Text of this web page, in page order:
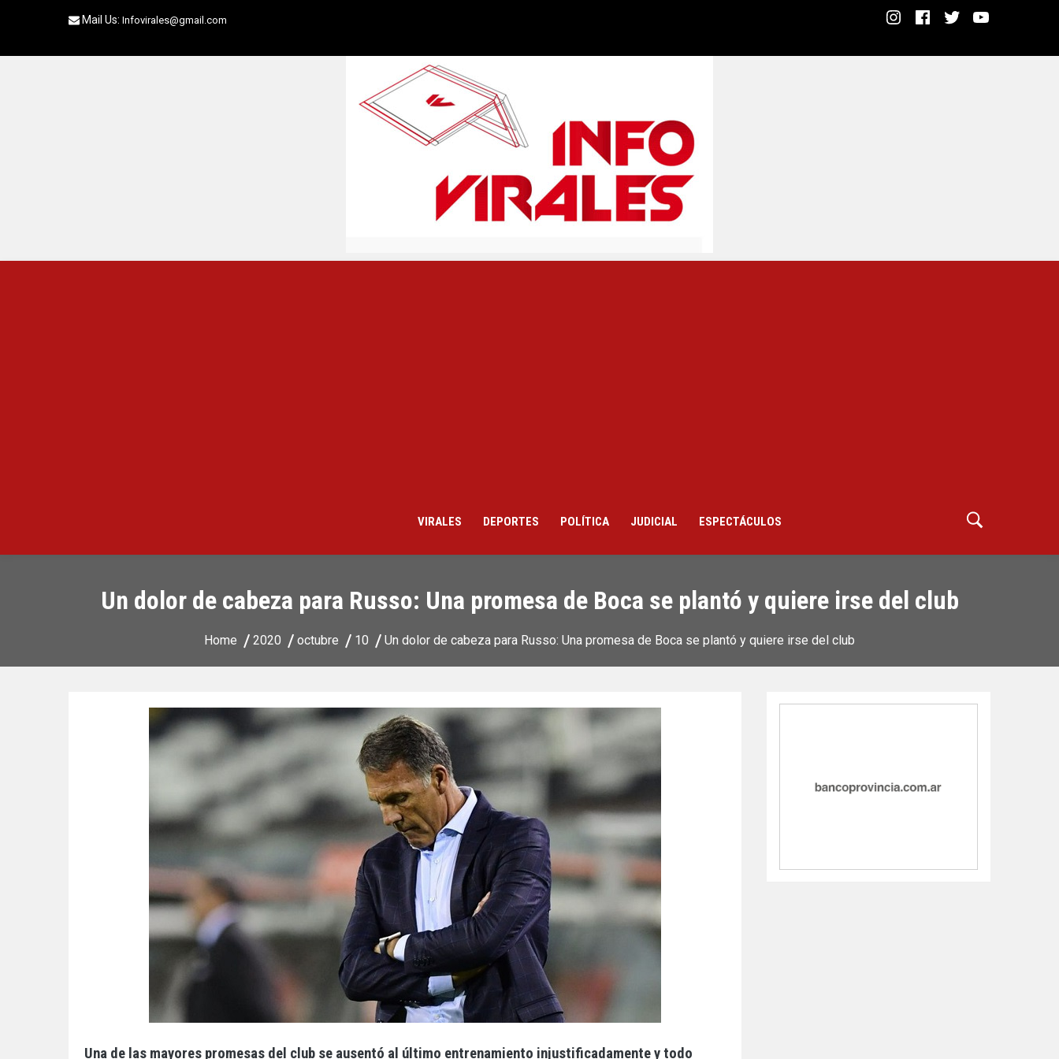
content
Mail Us: Infovirales@gmail.com
VIRALES DEPORTES POLÍTICA JUDICIAL ESPECTÁCULOS
Un dolor de cabeza para Russo: Una promesa de Boca se plantó y quiere irse del club
Home 2020 octubre 10 Un dolor de cabeza para Russo: Una promesa de Boca se plantó y quiere irse del club
Una de las mayores promesas del club se ausentó al último entrenamiento injustificadamente y todo